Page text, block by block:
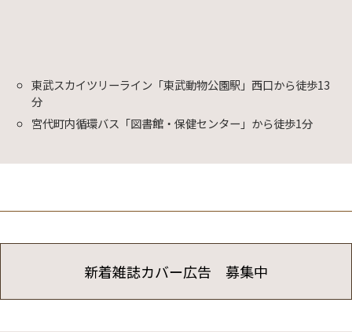
東武スカイツリーライン「東武動物公園駅」西口から徒歩13
分
宮代町内循環バス「図書館・保健センター」から徒歩1分
新着雑誌カバー広告 募集中